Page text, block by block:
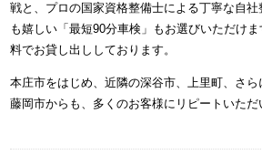
戦と、プロの国家資格整備士による丁寧な自
も嬉しい「最短90分車検」もお選びいただけ
料でお貸し出ししております。
本庄市をはじめ、近隣の深谷市、上里町、さ
藤岡市からも、多くのお客様にリピートいただ